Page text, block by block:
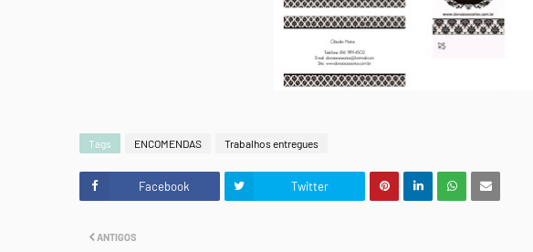
Tags ENCOMENDAS Trabalhos entregues
Facebook Twitter
ANTIGOS